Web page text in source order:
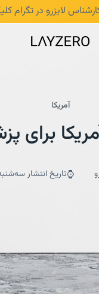
لایزرو در تگرام
آمریکا
برای
تاریخ انتشار سه‌شنبه 07 مرداد